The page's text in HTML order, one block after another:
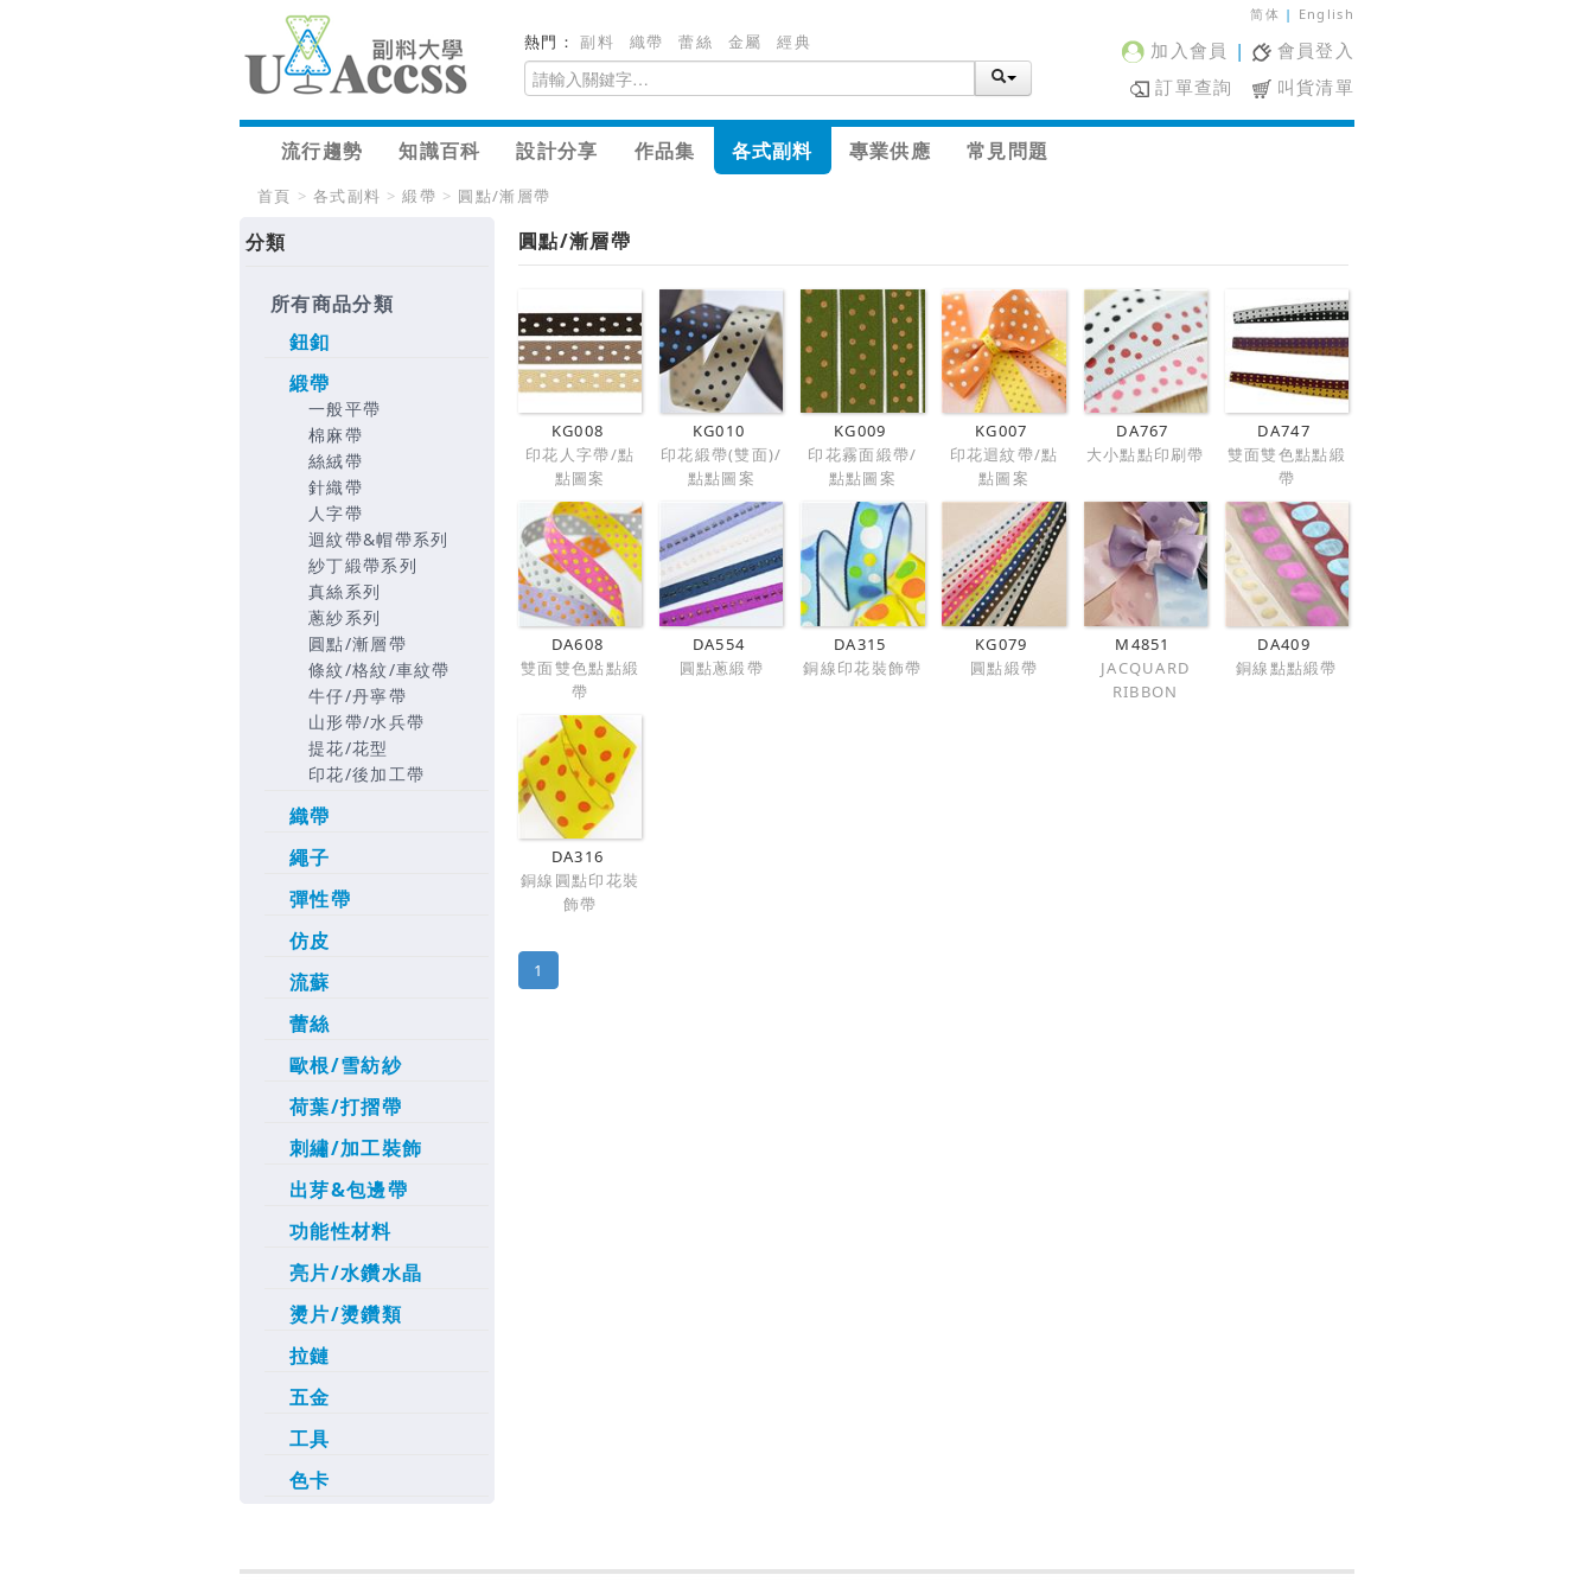
熱門：副料 織帶 蕾絲 金屬 經典
简体 | English
加入會員 |
會員登入
訂單查詢
叫貨清單
流行趨勢 知識百科 設計分享 作品集 各式副料 專業供應 常見問題
首頁 > 各式副料 > 緞帶 > 圓點/漸層帶
分類
所有商品分類
鈕釦
緞帶
一般平帶
棉麻帶
絲絨帶
針織帶
人字帶
迴紋帶&帽帶系列
紗丁緞帶系列
真絲系列
蔥紗系列
圓點/漸層帶
條紋/格紋/車紋帶
牛仔/丹寧帶
山形帶/水兵帶
提花/花型
印花/後加工帶
織帶
繩子
彈性帶
仿皮
流蘇
蕾絲
歐根/雪紡紗
荷葉/打摺帶
刺繡/加工裝飾
出芽&包邊帶
功能性材料
亮片/水鑽水晶
燙片/燙鑽類
拉鏈
五金
工具
色卡
圓點/漸層帶
KG008
印花人字帶/點
點圖案
KG010
印花緞帶(雙面)/
點點圖案
KG009
印花霧面緞帶/
點點圖案
KG007
印花迴紋帶/點
點圖案
DA767
大小點點印刷帶
DA747
雙面雙色點點緞
帶
DA608
雙面雙色點點緞
帶
DA554
圓點蔥緞帶
DA315
銅線印花裝飾帶
KG079
圓點緞帶
M4851
JACQUARD
RIBBON
DA409
銅線點點緞帶
DA316
銅線圓點印花裝
飾帶
1